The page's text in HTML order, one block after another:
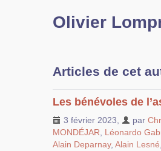
Olivier
Articles de cet
Les bénévoles de
3 février 2023 par
MONDÉJAR
Léonardo
Alain Deparnay, Alain Lesné